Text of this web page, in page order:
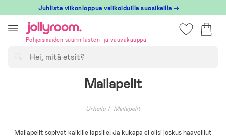
till
innehållet
Juhlista viikonloppua valikoiduilla suosikeilla →
Pohjoismaiden suurin lasten- ja vauvakauppa
Mailapelit
Urheilu Mailapelit
Mailapelit sopivat kaikille lapsille! Ja kukapa ei olisi joskus haaveillut